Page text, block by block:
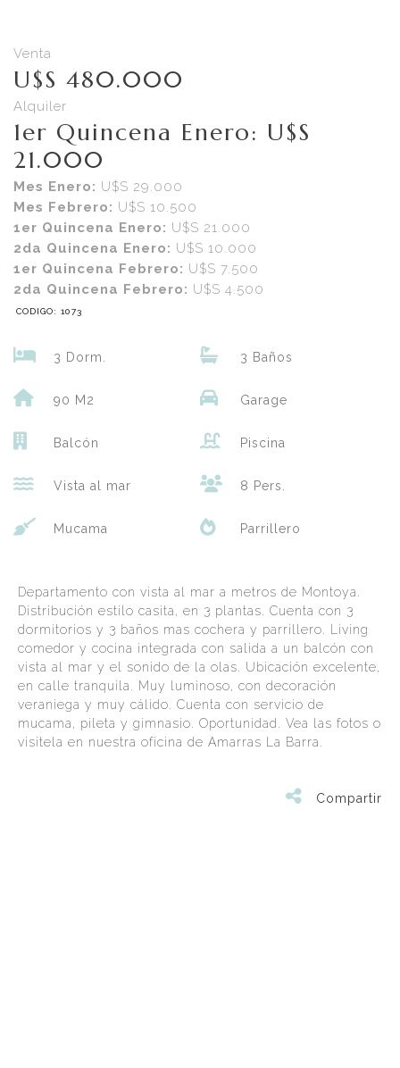
Venta
U$S 480.000
Alquiler
1er Quincena Enero: U$S
21.000
Mes Enero: U$S 29.000
Mes Febrero: U$S 10.500
1er Quincena Enero: U$S 21.000
2da Quincena Enero: U$S 10.000
1er Quincena Febrero: U$S 7.500
2da Quincena Febrero: U$S 4.500
CODIGO: 1073
3 Dorm. 3 Baños
90 M2 Garage
Balcón Piscina
Vista al mar 8 Pers.
Mucama Parrillero
Departamento con vista al mar a metros de Montoya.
Distribución estilo casita, en 3 plantas. Cuenta con 3
dormitorios y 3 baños mas cochera y parrillero. Living
comedor y cocina integrada con salida a un balcón con
vista al mar y el sonido de la olas. Ubicación excelente,
en calle tranquila. Muy luminoso, con decoración
veraniega y muy cálido. Cuenta con servicio de
mucama, pileta y gimnasio. Oportunidad. Vea las fotos o
visitela en nuestra oficina de Amarras La Barra.
Compartir